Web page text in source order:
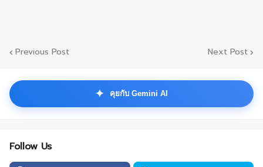
Previous Post Next Post
✦ คุยกับ Gemini AI
Follow Us